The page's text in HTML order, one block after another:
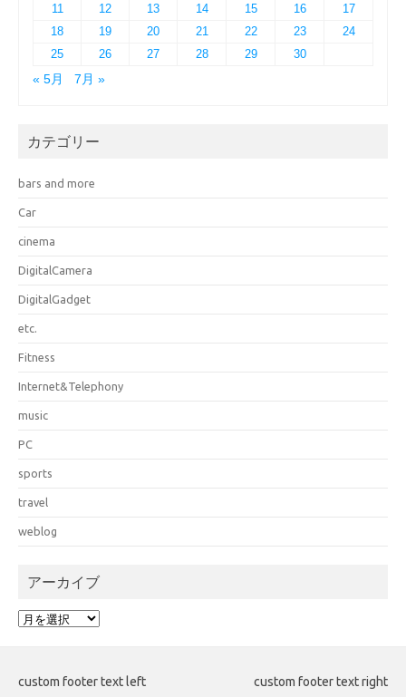
11
12 13 14 15 16
17
18
19 20 21 22 23
24
25
26 27 28 29
30
« 5月
7月 »
カテゴリー
bars and more
Car
cinema
DigitalCamera
DigitalGadget
etc.
Fitness
Internet&Telephony
music
PC
sports
travel
weblog
アーカイブ
ア
ブ
custom footer text left custom footer text right